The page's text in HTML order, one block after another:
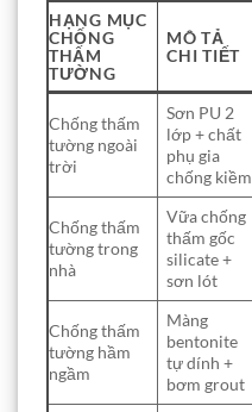
HẠNG MỤC
CHỐNG
THẤM
TƯỜNG
MÔ TẢ
CHI TIẾT
Chống thấm
tường ngoài
trời
Sơn PU 2
lớp + chất
phụ gia
chống kiềm
Chống thấm
tường trong
nhà
Vữa chống
thấm gốc
silicate +
sơn lót
Chống thấm
tường hầm
ngầm
Màng
bentonite
tự dính +
bơm grout